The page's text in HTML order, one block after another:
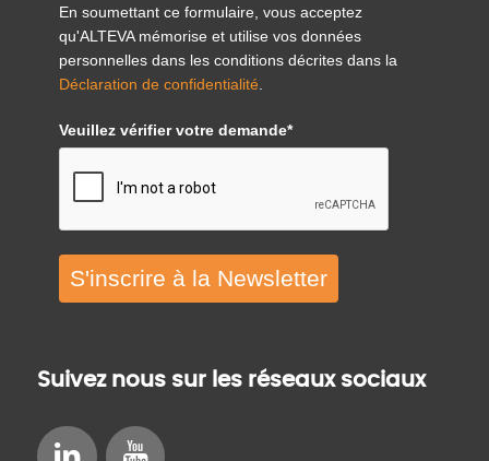
En soumettant ce formulaire, vous acceptez
qu'ALTEVA mémorise et utilise vos données
personnelles dans les conditions décrites dans la
Déclaration de confidentialité.
Veuillez vérifier votre demande*
S'inscrire à la Newsletter
Suivez nous sur les réseaux sociaux